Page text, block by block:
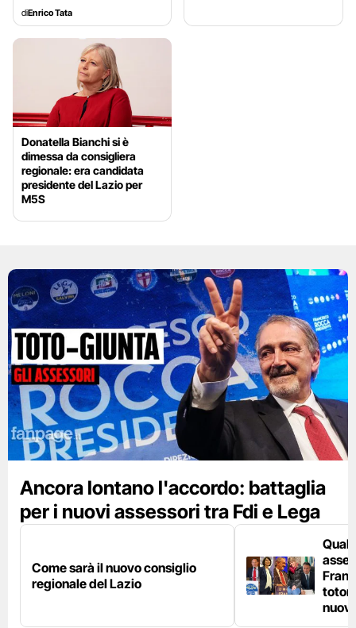
diEnrico Tata
Donatella Bianchi si è
dimessa da consigliera
regionale: era candidata
presidente del Lazio per
M5S
Ancora lontano l'accordo: battaglia
per i nuovi assessori tra Fdi e Lega
Come sarà il nuovo consiglio
regionale del Lazio
Quali